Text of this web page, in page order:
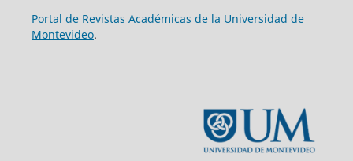
Portal de Revistas Académicas de la Universidad de
Montevideo.